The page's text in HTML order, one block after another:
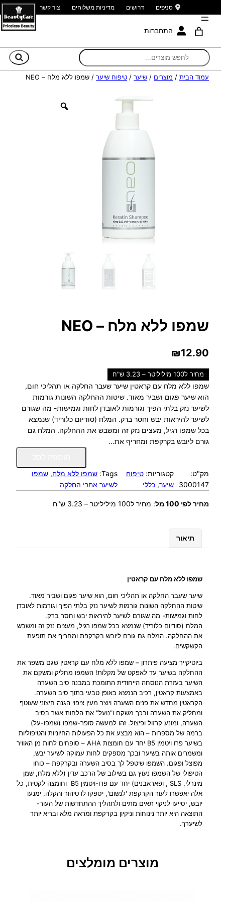
סניפים דרושים מדיניות משלוחים צור קשר
התחברות
עמוד הבית / מוצרים / שיער / טיפוח שיער / שמפו ללא מלח – NEO
שמפו ללא מלח – NEO
₪12.90
מחיר ל100 מיליליטר – 3.23 ש"ח
שמפו ללא מלח עם קראטין שיער שעבר החלקה או תהליכי חום,
הוא שיער פגום ושביר מאוד. שיטות ההחלקה השונות גורמות
לשיער נזק בלתי הפיך וגורמות לאובדן לחות וגמישות- מה שגורם
לשיער להיראות יבש וחסר ברק. המלח (סודיום כלוריד) שנמצא
בכל שמפו רגיל, מעצים נזק זה ומשבש את ההחלקה. המלח גם
גורם ליובש בקרקפת ומחריף את…
כ
ו
ת
ל
מ
ל
ח
–
N
O
מק"ט:
3000147
קטגוריות:טיפוח
שיער, כללי
Tags: שמפו ללא מלח, שמפו
לשיער אחרי החלקה
מחיר לפי 100 מל : מחיר ל100 מיליליטר – 3.23 ש"ח
תיאור
שמפו ללא מלח עם קראטין
שיער שעבר החלקה או תהליכי חום, הוא שיער פגום ושביר מאוד.
שיטות ההחלקה השונות גורמות לשיער נזק בלתי הפיך וגורמות לאובדן
לחות וגמישות- מה שגורם לשיער להיראות יבש וחסר ברק.
המלח (סודיום כלוריד) שנמצא בכל שמפו רגיל, מעצים נזק זה ומשבש
את ההחלקה. המלח גם גורם ליובש בקרקפת ומחריף את תופעת
הקשקשים.
ביוטיקייר מציעה פיתרון – שמפו ללא מלח עם קראטין שגם משפר את
ההחלקה בשיער עד לאפקט של מקלות! השמפו מחליק ומשקם את
השיער בעזרת הנוסחה הייחודית התומכת במבנה סיב השערה
באמצעות קראטין, רכיב הנמצא באופן טבעי בתוך סיב השערה.
הקראטין מחדש את פנים השערה ויוצר מעין ציפוי הגנה חיצוני שעוטף
ומחליק את השערה ובכך משקם ו"נועל" את הלחות אשר בסיב
השערה, ומונע קרזול ופיצול. זהו למעשה סופר-שמפו (שמפו-על)
ברמה של מספרות – הוא מבצע את כל הפעולות החיוניות והטיפוליות
בשיער פרו ויטמין B5 יחד עם חומצות AHA – סופחים לחות מן האוויר
ומשמרים אותה בשיער ובכך מספקים לחות עמוקה לשיער יבש,
מפוצל ופגום. השמפו שיטפל לך בסיב השערה ובקרקפת – כוחו
הטיפולי של השמפו נעוץ גם בשילוב של הרכב עדין (ללא מלח, שמן
מינרלי, SLS , ופאראבנים) יחד עם פרו-ויטמין B5 וחומצה לקטית, כל
אלה יאפשרו לעור הקרקפת 'לנשום', יספקו לו טיהור והקלה, ימנעו
יובש, יסייעו לניקוי תאים מתים ולתהליך ההתחדשות של העור-
התוצאה היא יותר נינוחות וניקיון בקרקפת ומראה מלא ובריא יותר
לשיערך.
מוצרים מומלצים